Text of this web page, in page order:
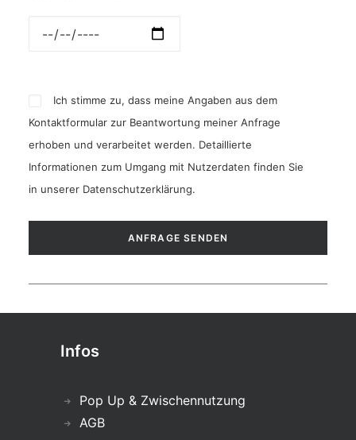
Ich stimme zu, dass meine Angaben aus dem
Kontaktformular zur Beantwortung meiner Anfrage
erhoben und verarbeitet werden. Detaillierte
Informationen zum Umgang mit Nutzerdaten finden Sie
in unserer Datenschutzerklärung.
Infos
Pop Up & Zwischennutzung
AGB